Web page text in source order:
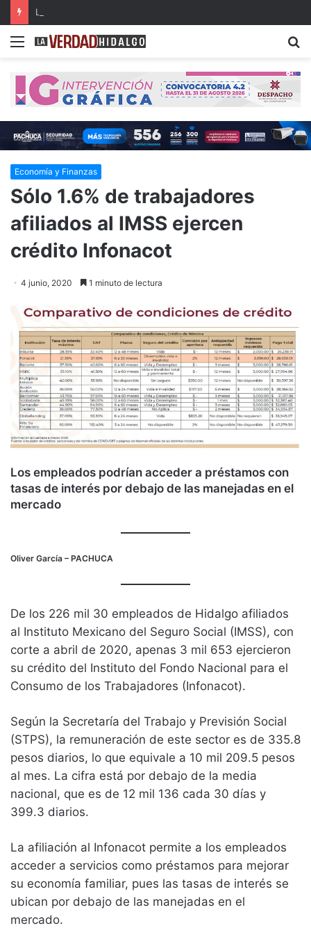
Menu
Economía y Finanzas
Sólo 1.6% de trabajadores
afiliados al IMSS ejercen
crédito Infonacot
4 junio, 2020 1 minuto de lectura
Los empleados podrían acceder a préstamos con
tasas de interés por debajo de las manejadas en el
mercado
Oliver García – PACHUCA
De los 226 mil 30 empleados de Hidalgo afiliados
al Instituto Mexicano del Seguro Social (IMSS), con
corte a abril de 2020, apenas 3 mil 653 ejercieron
su crédito del Instituto del Fondo Nacional para el
Consumo de los Trabajadores (Infonacot).
Según la Secretaría del Trabajo y Previsión Social
(STPS), la remuneración de este sector es de 335.8
pesos diarios, lo que equivale a 10 mil 209.5 pesos
al mes. La cifra está por debajo de la media
nacional, que es de 12 mil 136 cada 30 días y
399.3 diarios.
La afiliación al Infonacot permite a los empleados
acceder a servicios como préstamos para mejorar
su economía familiar, pues las tasas de interés se
ubican por debajo de las manejadas en el
mercado.